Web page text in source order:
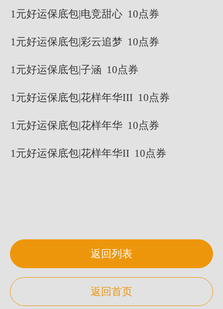
1元好运保底包|电竞甜心 10点券
1元好运保底包|彩云追梦 10点券
1元好运保底包|子涵 10点券
1元好运保底包|花样年华III 10点券
1元好运保底包|花样年华 10点券
1元好运保底包|花样年华II 10点券
返回列表
返回首页